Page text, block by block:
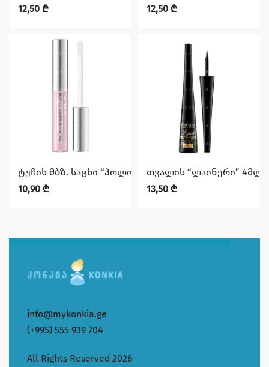
12,50 ₾
12,50 ₾
ტუჩის მბზ. საცხი “ჰოლოგრაფიკ ბრილიანტი” N54
10,90 ₾
თვალის “ლაინერი” 4მლ
13,50 ₾
info@mykonkia.ge
(+995) 555 939 704
All Rights Reserved 2026